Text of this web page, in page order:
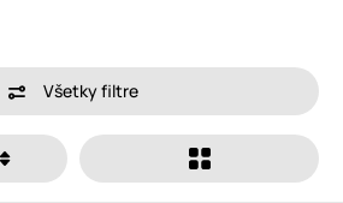
Všetky filtre